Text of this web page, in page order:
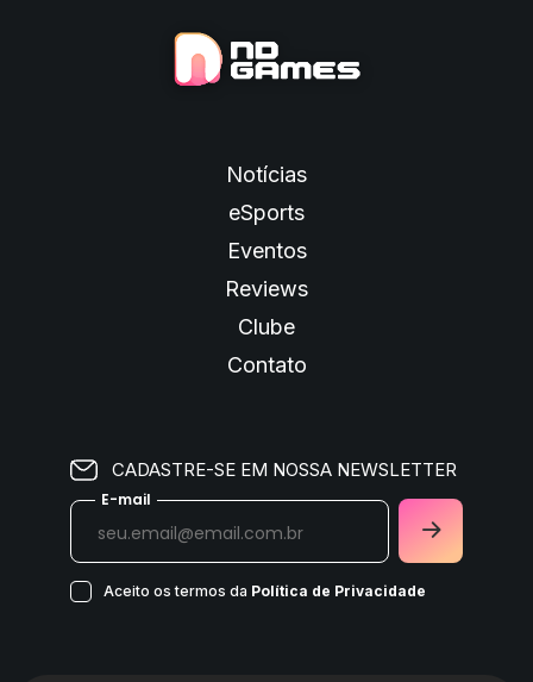
Notícias
eSports
Eventos
Reviews
Clube
Contato
CADASTRE-SE EM NOSSA NEWSLETTER
E-mail
Aceito os termos da Política de Privacidade